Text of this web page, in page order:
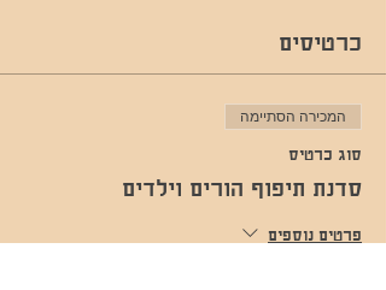
כרטיסים
המכירה הסתיימה
סוג כרטיס
סדנת תיפוף הורים וילדים
פרטים נוספים